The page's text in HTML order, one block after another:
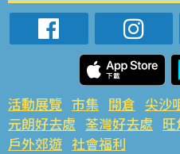
活動展覽 市集 開倉 尖沙
元朗好去處 荃灣好去處
戶外郊遊 社會福利